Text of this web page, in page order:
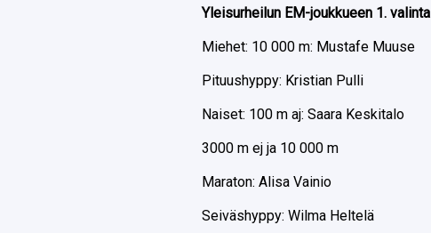
Yleisurheilun EM-joukkueen 1. valinta
Miehet: 10 000 m: Mustafe Muuse
Pituushyppy: Kristian Pulli
Naiset: 100 m aj: Saara Keskitalo
3000 m ej ja 10 000 m
Maraton: Alisa Vainio
Seiväshyppy: Wilma Heltelä